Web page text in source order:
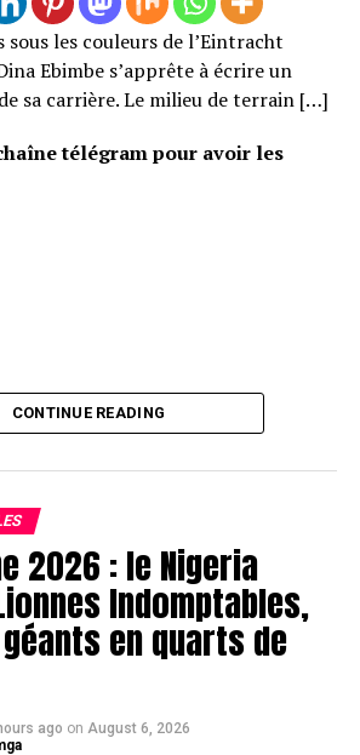
les couleurs de l’Eintracht
Ebimbe s’apprête à écrire un
sa carrière. Le milieu de terrain […]
télégram pour avoir les
CONTINUE READING
2026 : le Nigeria
Indomptables,
en quarts de
ago on August 6, 2026